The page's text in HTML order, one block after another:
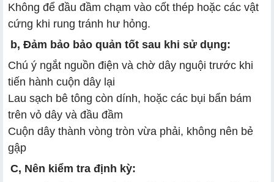
Không để đầu đầm chạm vào cốt thép hoặc các vật
cứng khi rung tránh hư hỏng.
b, Đảm bảo bảo quản tốt sau khi sử dụng:
Chú ý ngắt nguồn điện và chờ dây nguội trước khi
tiến hành cuộn dây lại
Lau sạch bê tông còn dính, hoặc các bụi bẩn bám
trên vỏ dây và đầu đầm
Cuộn dây thành vòng tròn vừa phải, không nên bẻ
gập
C, Nên kiểm tra định kỳ: